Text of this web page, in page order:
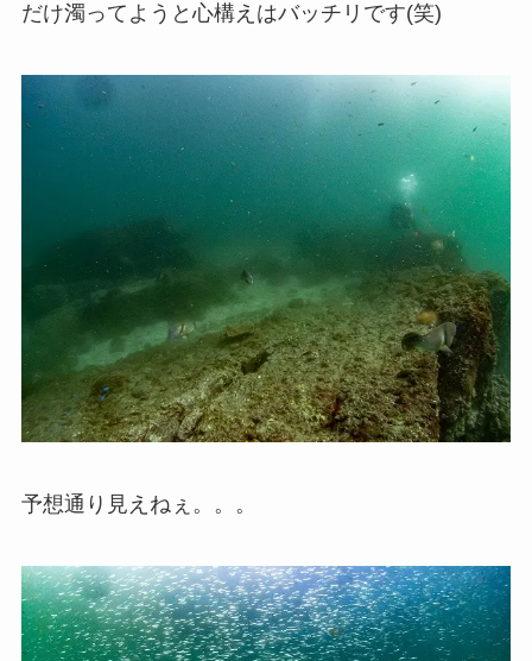
だけ濁ってようと心構えはバッチリです(笑)
予想通り見えねぇ。。。